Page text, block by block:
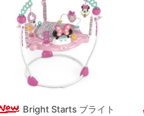
Bright Starts ブライト